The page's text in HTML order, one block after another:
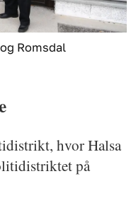
Romsdal
hvor Halsa
på